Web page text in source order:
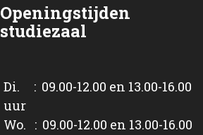
Openingstijden
studiezaal
Di. : 09.00-12.00 en 13.00-16.00
uur
Wo. : 09.00-12.00 en 13.00-16.00